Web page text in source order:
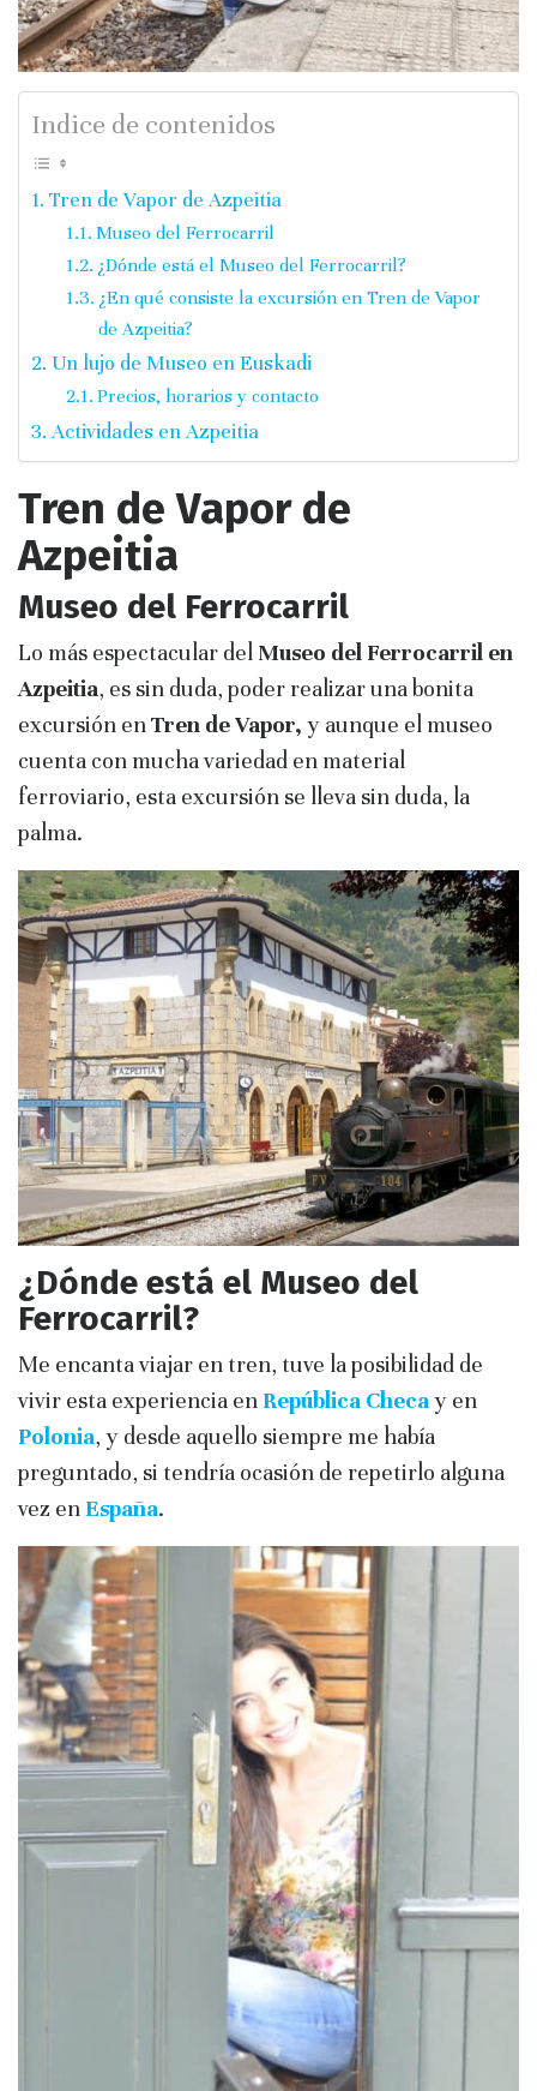
Indice de contenidos
Tren de Vapor de Azpeitia
Museo del Ferrocarril
¿Dónde está el Museo del Ferrocarril?
¿En qué consiste la excursión en Tren de Vapor
de Azpeitia?
Un lujo de Museo en Euskadi
Precios, horarios y contacto
Actividades en Azpeitia
Tren de Vapor de
Azpeitia
Museo del Ferrocarril
Lo más espectacular del Museo del Ferrocarril en
Azpeitia, es sin duda, poder realizar una bonita
excursión enTren de Vapor, y aunque el museo
cuenta con mucha variedad en material
ferroviario, esta excursión se lleva sin duda, la
palma.
¿Dónde está el Museo del
Ferrocarril?
Me encanta viajar en tren, tuve la posibilidad de
vivir esta experiencia en República Checay en
Polonia, y desde aquello siempre me había
preguntado, si tendría ocasión de repetirlo alguna
vez en España.